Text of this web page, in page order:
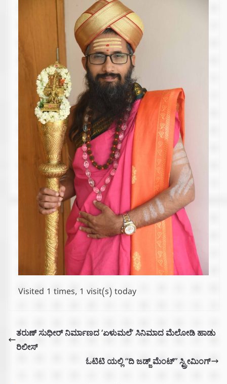
Visited 1 times, 1 visit(s) today
ತರುಣ್ ಸುಧೀರ್ ನಿರ್ಮಾಣದ ‘ಏಳುಮಲೆ’ ಸಿನಿಮಾದ ಮೆಲೋಡಿ ಹಾಡು
ರಿಲೀಸ್
ಓಟಿಟಿ ಯಲ್ಲಿ “ದಿ ಜಡ್ಜ್ ಮೆಂಟ್” ಸ್ಟ್ರೀಮಿಂಗ್